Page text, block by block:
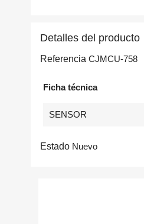
Detalles del producto
Referencia CJMCU-758
Ficha técnica
SENSOR
Estado Nuevo